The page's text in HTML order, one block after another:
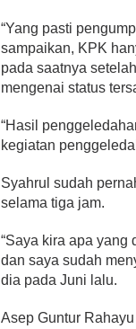
“Yang pasti
sampaikan, KPK
pada saatnya
mengenai status
“Hasil
kegiatan
Syahrul sudah
selama tiga jam.
“Saya kira apa yang
dan saya sudah
dia pada Juni lalu.
Asep Guntur